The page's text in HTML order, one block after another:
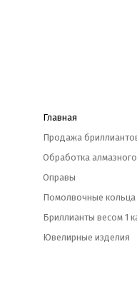
Главная
Продажа
Обработка
Оправы
Помолвочные кольца
Бриллианты весом 1
Ювелирные изделия